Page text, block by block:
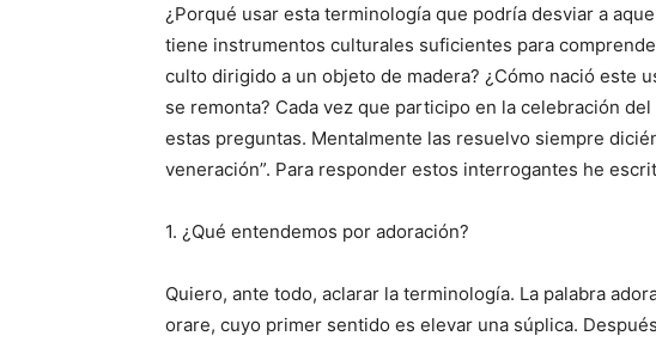
¿Porqué usar esta terminología que podría desviar a
tiene instrumentos culturales suficientes para
culto dirigido a un objeto de madera? ¿Cómo nació este
se remonta? Cada vez que participo en la celebración
estas preguntas. Mentalmente las resuelvo siempre
veneración”. Para responder estos interrogantes he
1. ¿Qué entendemos por adoración?
Quiero, ante todo, aclarar la terminología. La palabra
orare, cuyo primer sentido es elevar una súplica.